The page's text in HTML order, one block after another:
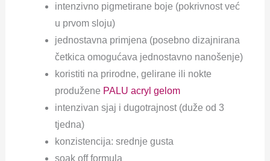
intenzivno pigmetirane boje (pokrivnost već
u prvom sloju)
jednostavna primjena (posebno dizajnirana
četkica omogućava jednostavno nanošenje)
koristiti na prirodne, gelirane ili nokte
produžene PALU acryl gelom
intenzivan sjaj i dugotrajnost (duže od 3
tjedna)
konzistencija: srednje gusta
soak off formula